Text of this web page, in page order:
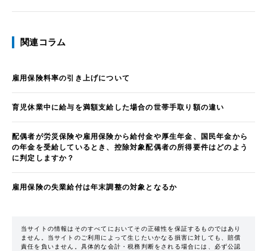
関連コラム
雇用保険料率の引き上げについて
育児休業中に給与を満額支給した場合の世帯手取り額の違い
配偶者が労災保険や雇用保険から給付金や厚生年金、国民年金から
の年金を受給しているとき、控除対象配偶者の所得要件はどのよう
に判定しますか？
雇用保険の失業給付は年末調整の対象となるか
当サイトの情報はそのすべてにおいてその正確性を保証するものではあり
ません。当サイトのご利用によって生じたいかなる損害に対しても、賠償
責任を負いません。具体的な会計・税務判断をされる場合には、必ず公認